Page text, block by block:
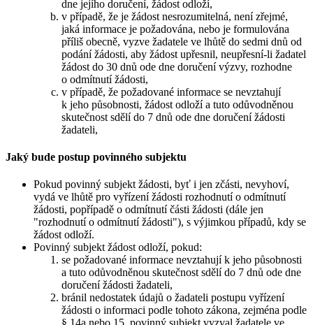
dne jejího doručení, žádost odloží,
v případě, že je žádost nesrozumitelná, není zřejmé,
jaká informace je požadována, nebo je formulována
příliš obecně, vyzve žadatele ve lhůtě do sedmi dnů od
podání žádosti, aby žádost upřesnil, neupřesní-li žadatel
žádost do 30 dnů ode dne doručení výzvy, rozhodne
o odmítnutí žádosti,
v případě, že požadované informace se nevztahují
k jeho působnosti, žádost odloží a tuto odůvodněnou
skutečnost sdělí do 7 dnů ode dne doručení žádosti
žadateli,
Jaký bude postup povinného subjektu
Pokud povinný subjekt žádosti, byť i jen zčásti, nevyhoví,
vydá ve lhůtě pro vyřízení žádosti rozhodnutí o odmítnutí
žádosti, popřípadě o odmítnutí části žádosti (dále jen
"rozhodnutí o odmítnutí žádosti"), s výjimkou případů, kdy se
žádost odloží.
Povinný subjekt žádost odloží, pokud:
se požadované informace nevztahují k jeho působnosti
a tuto odůvodněnou skutečnost sdělí do 7 dnů ode dne
doručení žádosti žadateli,
bránil nedostatek údajů o žadateli postupu vyřízení
žádosti o informaci podle tohoto zákona, zejména podle